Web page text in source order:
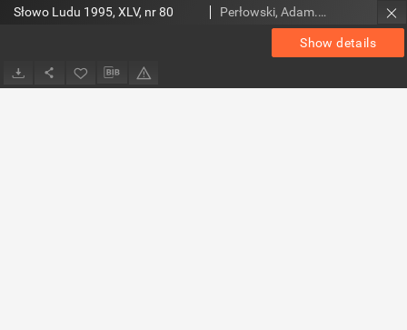
Show details
Słowo Ludu 1995, XLV, nr 80 Perłowski, Adam. Red.